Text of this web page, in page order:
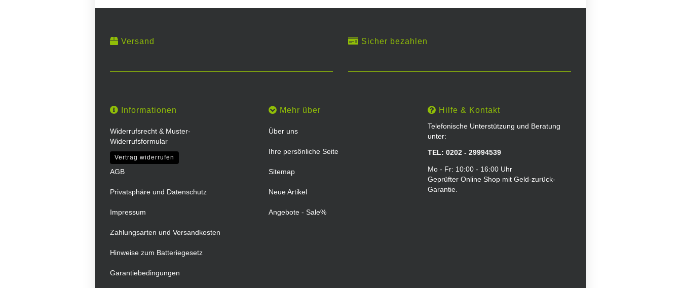
Versand Sicher bezahlen
Informationen
Widerrufsrecht & Muster-
Widerrufsformular
Vertrag widerrufen
AGB
Privatsphäre und Datenschutz
Impressum
Zahlungsarten und Versandkosten
Hinweise zum Batteriegesetz
Garantiebedingungen
Mehr über
Über uns
Ihre persönliche Seite
Sitemap
Neue Artikel
Angebote - Sale%
Hilfe & Kontakt
Telefonische Unterstützung und Beratung
unter:
TEL: 0202 - 29994539
Mo - Fr: 10:00 - 16:00 Uhr
Geprüfter Online Shop mit Geld-zurück-
Garantie.